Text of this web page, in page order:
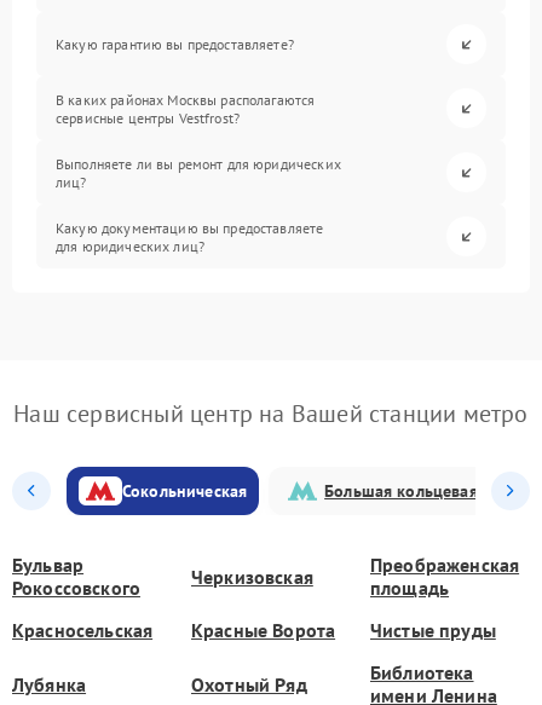
Какую гарантию вы предоставляете?
В каких районах Москвы располагаются
сервисные центры Vestfrost?
Выполняете ли вы ремонт для юридических
лиц?
Какую документацию вы предоставляете
для юридических лиц?
Наш сервисный центр на Вашей станции метро
Сокольническая Большая кольцевая
Бульвар
Рокоссовского
Черкизовская
Преображенская
площадь
Красносельская
Красные Ворота Чистые пруды
Лубянка Охотный Ряд
Библиотека
имени Ленина